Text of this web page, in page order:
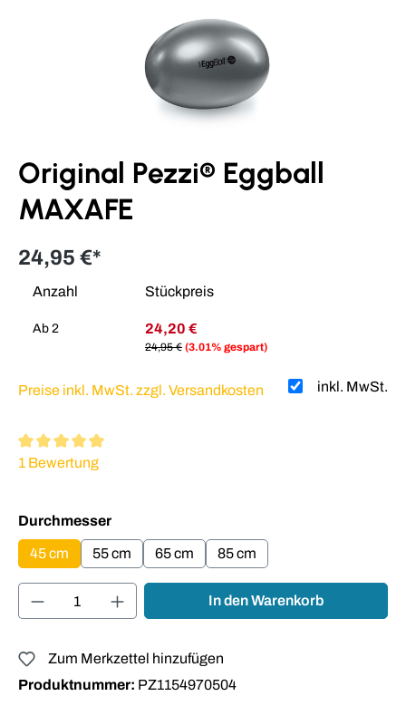
Original Pezzi® Eggball
MAXAFE
24,95 €*
Anzahl Stückpreis
Ab 2 24,20 €
24,95 € (3.01% gespart)
inkl. MwSt.
Preise inkl. MwSt. zzgl. Versandkosten
Durchschnittliche Bewertung von 5 von 5 Sternen
1 Bewertung
Durchmesserauswählen
45 cm 55 cm 65 cm 85 cm
Produkt Anzahl: Gib den gewünschten
In den Warenkorb
Zum Merkzettel hinzufügen
Produktnummer: PZ1154970504